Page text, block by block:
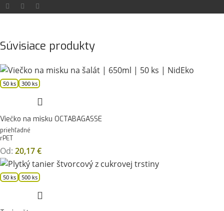
Súvisiace produkty
50 ks 300 ks
Viečko na misku OCTABAGASSE
priehľadné
rPET
Od: 20,17€
50 ks 500 ks